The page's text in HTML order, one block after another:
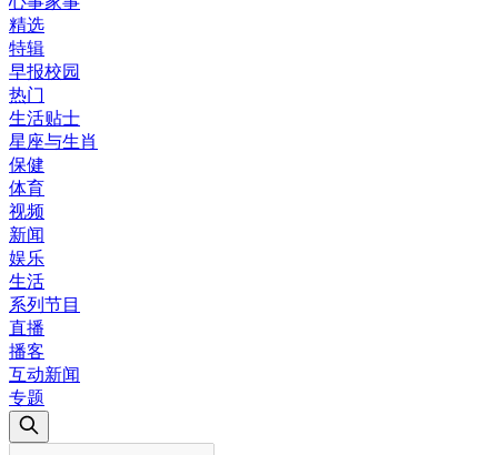
精选
特辑
早报校园
热门
生活贴士
星座与生肖
保健
体育
视频
新闻
娱乐
生活
系列节目
直播
播客
互动新闻
专题